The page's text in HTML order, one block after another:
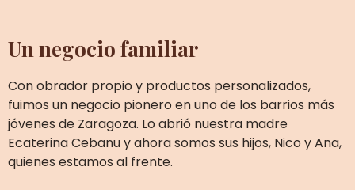
Un negocio familiar
Con obrador propio y productos personalizados,
fuimos un negocio pionero en uno de los barrios más
jóvenes de Zaragoza. Lo abrió nuestra madre
Ecaterina Cebanu y ahora somos sus hijos, Nico y Ana,
quienes estamos al frente.